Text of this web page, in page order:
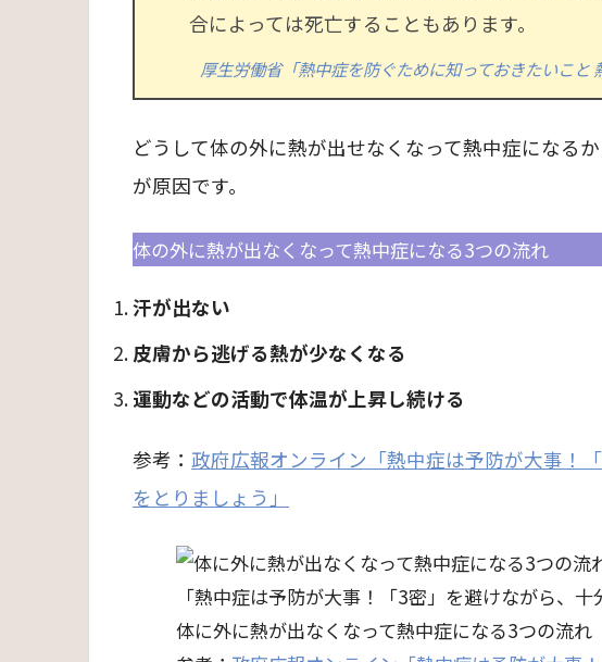
合によっては死亡することもあります。
厚生労働省「熱中症を防ぐために知っておきたいこと
どうして体の外に熱が出せなくなって熱中症になる
が原因です。
体の外に熱が出なくなって熱中症になる3つの流れ
汗が出ない
皮膚から逃げる熱が少なくなる
運動などの活動で体温が上昇し続ける
参考： 政府広報オンライン「熱中症は予防が大事！
をとりましょう」
体に外に熱が出なくなって熱中症になる3つの流れ